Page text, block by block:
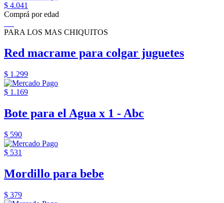
$ 4.041
Comprá por edad
PARA LOS MAS CHIQUITOS
Red macrame para colgar juguetes
$ 1.299
$ 1.169
Bote para el Agua x 1 - Abc
$ 590
$ 531
Mordillo para bebe
$ 379